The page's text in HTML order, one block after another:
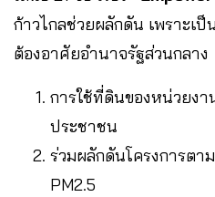
ก้าวไกลช่วยผลักดัน เพราะเป็
ต้องอาศัยอำนาจรัฐส่วนกลาง
การใช้ที่ดินของหน่วยงา
ประชาชน
ร่วมผลักดันโครงการตา
PM2.5